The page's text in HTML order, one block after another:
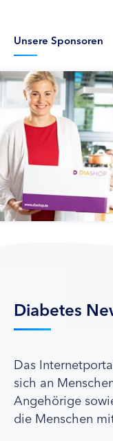
Unsere Sponsoren
Diabetes
Das
sich an
Angehörige
die Menschen